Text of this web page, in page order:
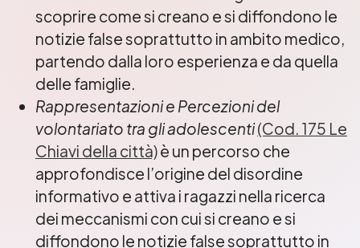
scoprire come si creano e si diffondono le
notizie false soprattutto in ambito medico,
partendo dalla loro esperienza e da quella
delle famiglie.
Rappresentazioni e Percezioni del
volontariato tra gli adolescenti(Cod. 175 Le
Chiavi della città)è un percorso che
approfondisce l’origine del disordine
informativo e attiva i ragazzi nella ricerca
dei meccanismi con cui si creano e si
diffondono le notizie false soprattutto in